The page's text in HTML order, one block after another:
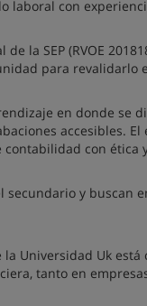
laboral con
la SEP (RVOE
para revalidarlo
en donde se
accesibles.
con ética
y buscan
Universidad Uk
tanto en